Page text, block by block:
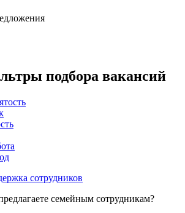
подбора вакансий
сотрудников
семейным сотрудникам?